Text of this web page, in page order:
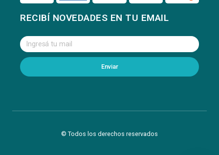
RECIBÍ NOVEDADES EN TU EMAIL
Enviar
© Todos los derechos reservados